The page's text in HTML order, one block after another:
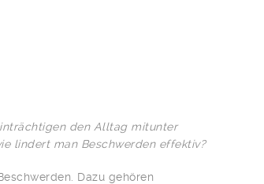
den Alltag mitunter
lindert man Beschwerden effektiv?
Dazu gehören